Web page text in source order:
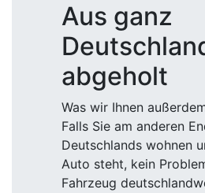
Aus ganz
abgeholt
Was wir Ihnen
Falls Sie am anderen
Deutschlands wohnen
Auto steht, kein
Fahrzeug